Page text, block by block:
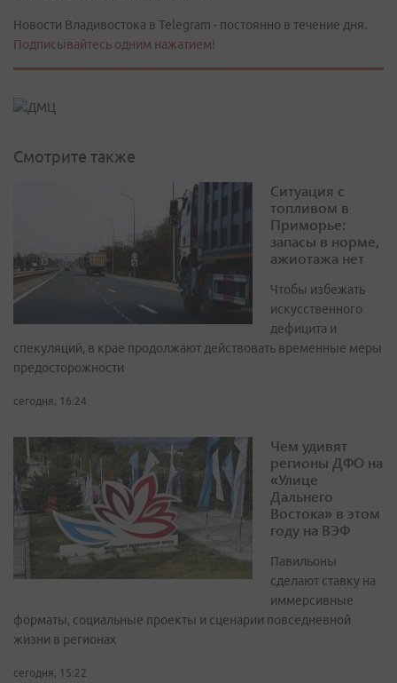
Новости Владивостока в Telegram - постоянно в течение дня.
Подписывайтесь одним нажатием!
Смотрите также
Ситуация с
топливом в
Приморье:
запасы в норме,
ажиотажа нет
Чтобы избежать
искусственного
дефицита и
спекуляций, в крае продолжают действовать временные меры
предосторожности
сегодня, 16:24
Чем удивят
регионы ДФО на
«Улице
Дальнего
Востока» в этом
году на ВЭФ
Павильоны
сделают ставку на
иммерсивные
форматы, социальные проекты и сценарии повседневной
жизни в регионах
сегодня, 15:22